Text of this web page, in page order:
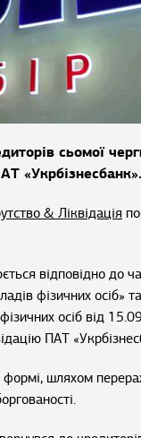
сьомої
«Укрбізнесбанк».
& Ліквідація
відповідно до
фізичних осіб»
осіб від
ПАТ
формі, шляхом